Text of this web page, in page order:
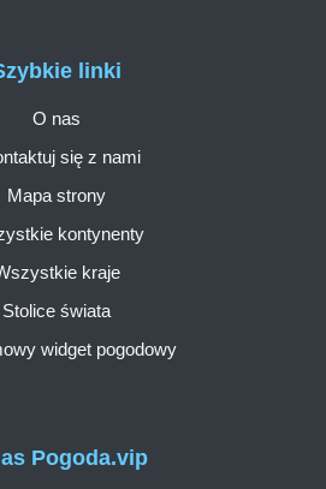
Pogoda.vip
linki
O nas
się z nami
Mapa strony
kontynenty
kraje
Stolice świata
widget pogodowy